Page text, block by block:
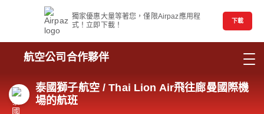
獨家優惠大量等著您，僅限Airpaz應用程
式！立即下載！
下載
航空公司合作夥伴
泰國獅子航空 / Thai Lion Air飛往廊曼國際機
場的航班